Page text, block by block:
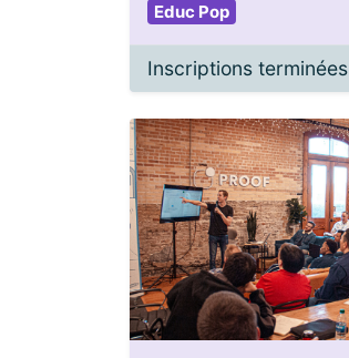
Educ Pop
Inscriptions terminées